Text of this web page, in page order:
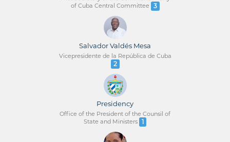
of Cuba Central Committee
3
Salvador Valdés Mesa
Vicepresidente de la República de Cuba
2
Presidency
Office of the President of the Counsil of
State and Ministers 1